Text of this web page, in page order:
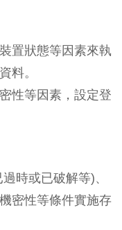
置狀態等因素來執
料。
性等因素，設定登
時或已破解等)、
密性等條件實施存